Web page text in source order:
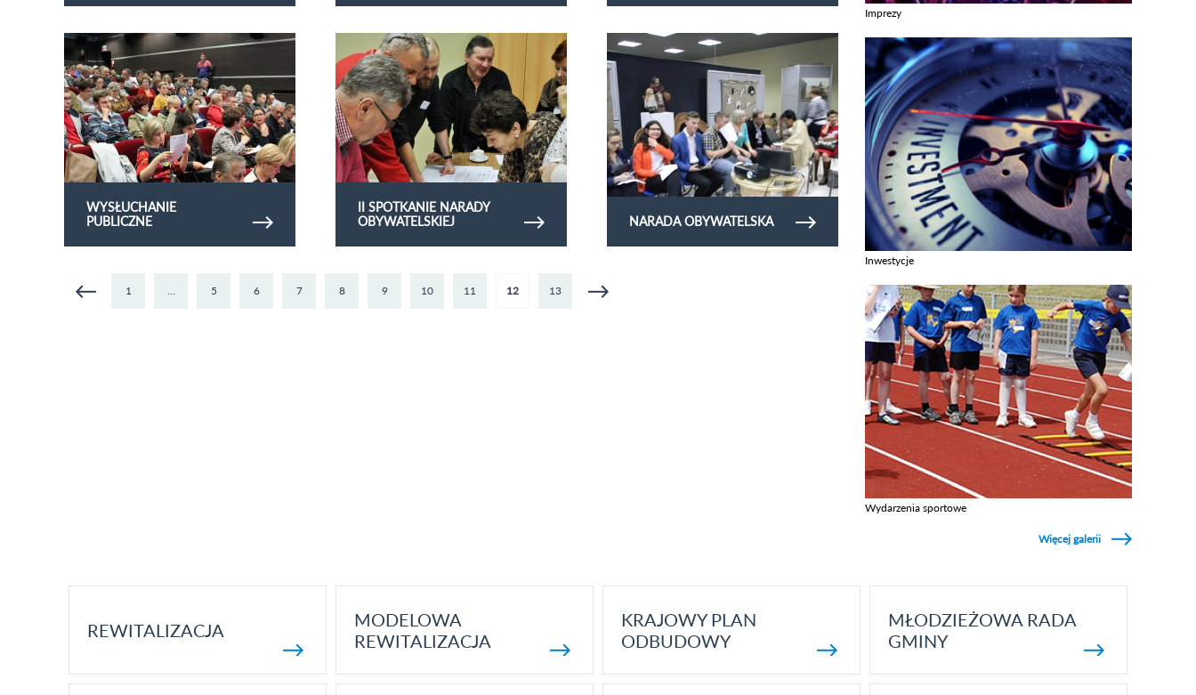
WYSŁUCHANIE
PUBLICZNE
Obejrzyj galerię zdjęć Wysłuchanie publiczne
II SPOTKANIE NARADY
OBYWATELSKIEJ
Obejrzyj galerię zdjęć II spotkanie narady
obywatelskiej
NARADA OBYWATELSKA
Obejrzyj galerię zdjęć Narada obywatelska
1 … 5 6 7 8 9 10 11 12 13
Imprezy
Inwestycje
Wydarzenia sportowe
Więcej galerii
REWITALIZACJA
MODELOWA
REWITALIZACJA
KRAJOWY PLAN
ODBUDOWY
MŁODZIEŻOWA RADA
GMINY